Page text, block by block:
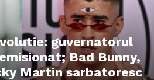
guvernatorul
Bad Bunny,
Martin sarbatoresc